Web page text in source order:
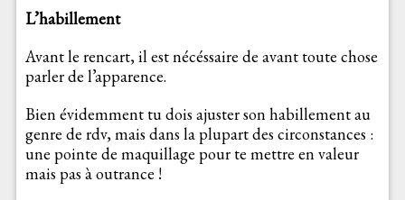
L’habillement
Avant le rencart, il est nécéssaire de avant toute chose
parler de l’apparence.
Bien évidemment tu dois ajuster son habillement au
genre de rdv, mais dans la plupart des circonstances :
une pointe de maquillage pour te mettre en valeur
mais pas à outrance !